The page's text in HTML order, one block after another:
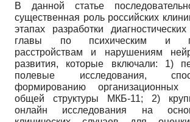
В данной статье
существенная роль российских
этапах разработки
главы по психическим и
расстройствам и нарушениям
развития, которые включали: 1)
полевые исследования,
формированию
общей структуры МКБ-11; 2)
онлайн исследования на